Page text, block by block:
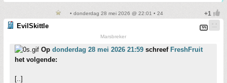
• donderdag 28 mei 2026 @ 22:01 • 24
EvilSkittle
Marsbreker
Op donderdag 28 mei 2026 21:59 schreef FreshFruit
het volgende:
[..]